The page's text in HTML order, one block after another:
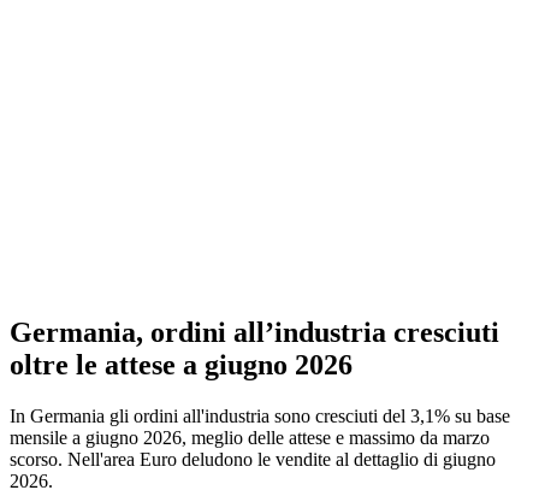
Germania, ordini all’industria cresciuti
oltre le attese a giugno 2026
In Germania gli ordini all'industria sono cresciuti del 3,1% su base
mensile a giugno 2026, meglio delle attese e massimo da marzo
scorso. Nell'area Euro deludono le vendite al dettaglio di giugno
2026.